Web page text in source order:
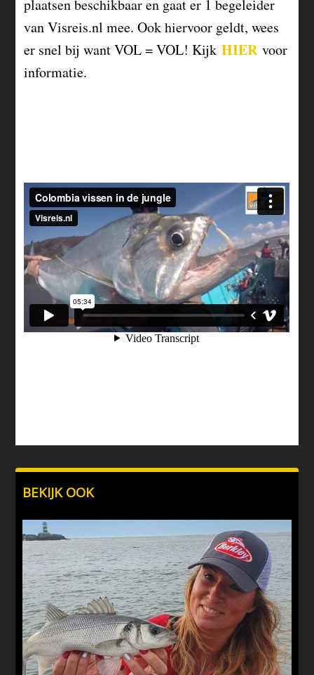
plaatsen beschikbaar en gaat er 1 begeleider
van Visreis.nl mee. Ook hiervoor geldt, wees
er snel bij want VOL = VOL! KijkHIER voor
informatie.
BEKIJK OOK